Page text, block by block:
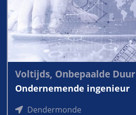
Voltijds, Onbepaalde Duur
Ondernemende ingenieur
Dendermonde